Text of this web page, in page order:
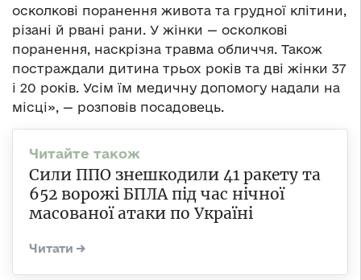
осколкові поранення живота та грудної клітини,
різані й рвані рани. У жінки — осколкові
поранення, наскрізна травма обличчя. Також
постраждали дитина трьох років та дві жінки 37
і 20 років. Усім їм медичну допомогу надали на
місці», — розповів посадовець.
Сили ППО знешкодили 41 ракету та
652 ворожі БПЛА під час нічної
масованої атаки по Україні